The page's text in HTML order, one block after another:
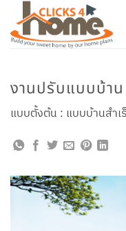
ยัง
งานปรับแบบบ้า
แบบตั้งต้น : แบบบ้านสำ